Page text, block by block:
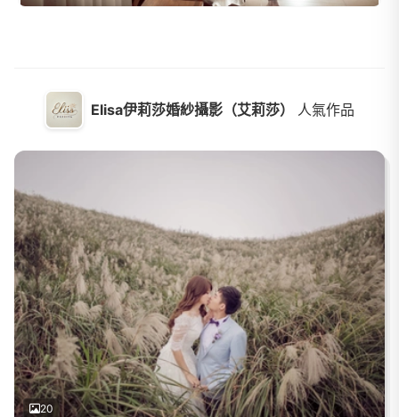
Elisa伊莉莎婚紗攝影（艾莉莎） 人氣作品
20